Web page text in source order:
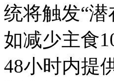
统将触发“
如减少主食
48小时内提